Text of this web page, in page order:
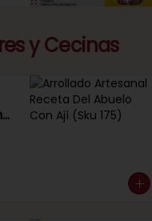
y Cecinas